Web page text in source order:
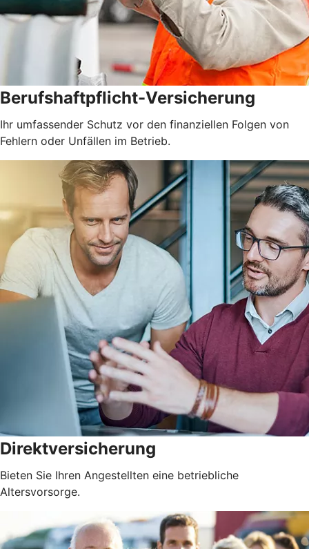
Berufshaftpflicht-Versicherung
Ihr umfassender Schutz vor den finanziellen Folgen von
Fehlern oder Unfällen im Betrieb.
Direktversicherung
Bieten Sie Ihren Angestellten eine betriebliche
Altersvorsorge.